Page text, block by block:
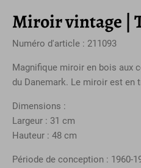
Miroir vintage |
Numéro d'article : 211093
Magnifique miroir en bois aux
du Danemark. Le miroir est en
Dimensions :
Largeur : 31 cm
Hauteur : 48 cm
Période de conception : 1960-